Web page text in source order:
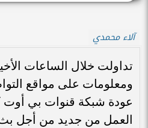
آلاء محمدي
تداولت خلال الساعات
ومعلومات على مواقع
العمل من جديد من أجل بث